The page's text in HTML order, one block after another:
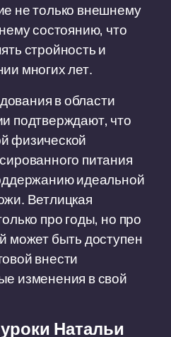
не только внешнему
состоянию, что
стройность и
многих лет.
в области
подтверждают, что
физической
питания
идеальной
Ветлицкая
про годы, но про
может быть доступен
внести
изменения в свой
Натальи